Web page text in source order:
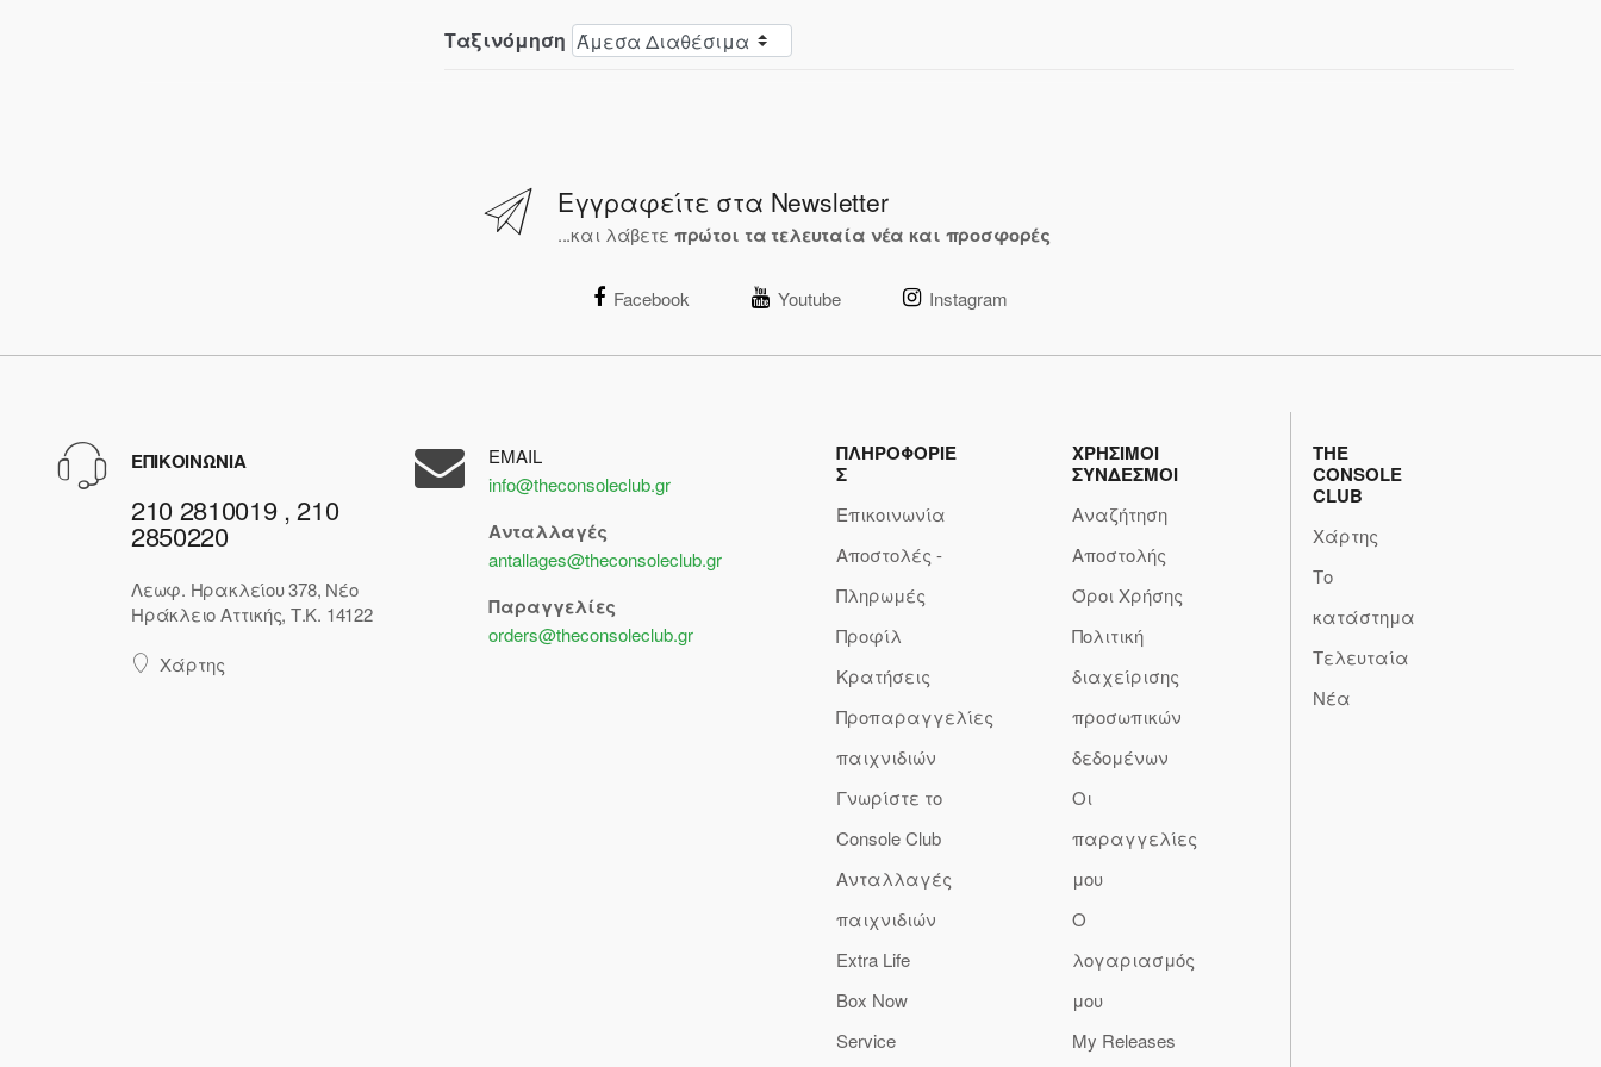
Ταξινόμηση
Εγγραφείτε στα Newsletter
...και λάβετε πρώτοι τα τελευταία νέα και προσφορές
Facebook Youtube Instagram
ΕΠΙΚΟΙΝΩΝΙΑ
210 2810019 , 210
2850220
Λεωφ. Ηρακλείου 378, Νέο
Ηράκλειο Αττικής, Τ.Κ. 14122
Χάρτης
EMAIL
info@theconsoleclub.gr
Ανταλλαγές
antallages@theconsoleclub.gr
Παραγγελίες
orders@theconsoleclub.gr
ΠΛΗΡΟΦΟΡΙΕ
Σ
Επικοινωνία
Αποστολές -
Πληρωμές
Προφίλ
Κρατήσεις
Προπαραγγελίες
παιχνιδιών
Γνωρίστε το
Console Club
Ανταλλαγές
παιχνιδιών
Extra Life
Box Now
Service
ΧΡΗΣΙΜΟΙ
ΣΥΝΔΕΣΜΟΙ
Αναζήτηση
Αποστολής
Όροι Χρήσης
Πολιτική
διαχείρισης
προσωπικών
δεδομένων
Οι
παραγγελίες
μου
Ο
λογαριασμός
μου
My Releases
THE
CONSOLE
CLUB
Χάρτης
Το
κατάστημα
Τελευταία
Νέα